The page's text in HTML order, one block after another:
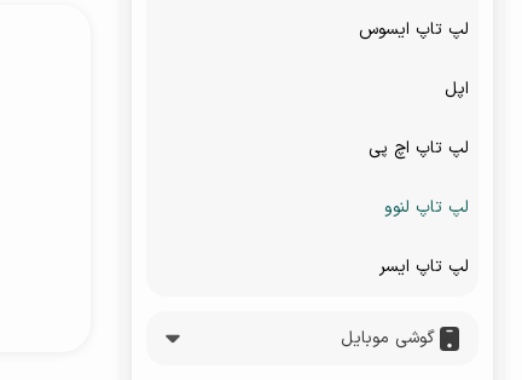
لپ تاپ ایسوس
اپل
لپ تاپ اچ پی
لپ تاپ لنوو
لپ تاپ ایسر
گوشی موبایل